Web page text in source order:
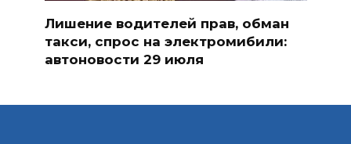
Лишение водителей прав, обман
такси, спрос на электромибили:
автоновости 29 июля